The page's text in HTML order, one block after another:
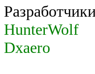
HunterWolf
Dxaero